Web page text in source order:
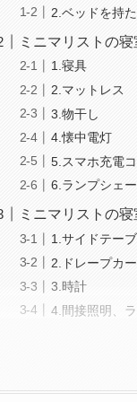
2.ベッドを持
ミニマリストの
1.寝具
2.マットレス
3.物干し
4.懐中電灯
5.スマホ充電
6.ランプシェ
ミニマリストの
1.サイドテー
2.ドレープカ
3.時計
4.間接照明、